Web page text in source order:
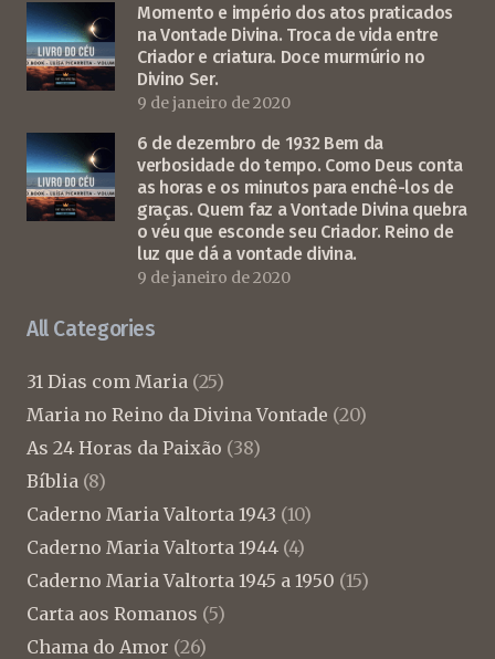
Momento e império dos atos praticados
na Vontade Divina. Troca de vida entre
Criador e criatura. Doce murmúrio no
Divino Ser.
9 de janeiro de 2020
6 de dezembro de 1932 Bem da
verbosidade do tempo. Como Deus conta
as horas e os minutos para enchê-los de
graças. Quem faz a Vontade Divina quebra
o véu que esconde seu Criador. Reino de
luz que dá a vontade divina.
9 de janeiro de 2020
All Categories
31 Dias com Maria (25)
Maria no Reino da Divina Vontade (20)
As 24 Horas da Paixão (38)
Bíblia (8)
Caderno Maria Valtorta 1943 (10)
Caderno Maria Valtorta 1944 (4)
Caderno Maria Valtorta 1945 a 1950 (15)
Carta aos Romanos (5)
Chama do Amor (26)